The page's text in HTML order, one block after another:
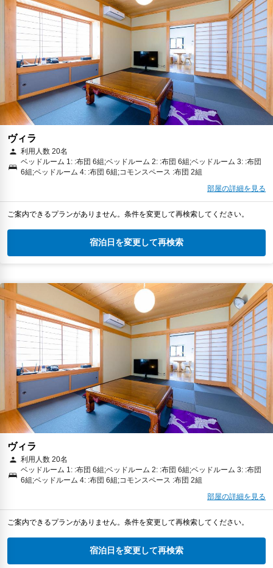
ヴィラ
利用人数 20名
ベッドルーム 1: :布団 6組;ベッドルーム 2: :布団 6組;ベッドルーム 3: :布団
6組;ベッドルーム 4: :布団 6組;コモンスペース :布団 2組
部屋の詳細を見る
ご案内できるプランがありません。条件を変更して再検索してください。
宿泊日を変更して再検索
ヴィラ
利用人数 20名
ベッドルーム 1: :布団 6組;ベッドルーム 2: :布団 6組;ベッドルーム 3: :布団
6組;ベッドルーム 4: :布団 6組;コモンスペース :布団 2組
部屋の詳細を見る
ご案内できるプランがありません。条件を変更して再検索してください。
宿泊日を変更して再検索